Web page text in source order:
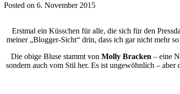
Posted on 6. November 2015
Erstmal ein Küsschen für alle, die sich für den
meiner „Blogger-Sicht“ drin, dass ich gar nicht mehr
Die obige Bluse stammt von Molly Bracken – eine
sondern auch vom Stil her. Es ist ungewöhnlich –